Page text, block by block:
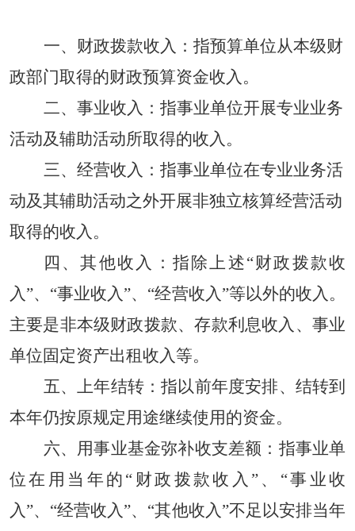
一、财政拨款收入： 指预算单位从本级财
政部门取得的财政预算资金收入。
二、事业收入： 指事业单位开展专业业务
活动及辅助活动所取得的收入。
三、经营收入： 指事业单位在专业业务活
动及其辅助活动之外开展非独立核算经营活动
取得的收入。
四 、其他收入： 指除上述“财政拨款收
入”、“事业收入”、“经营收入”等以外的收入。
主要是非本级财政拨款、存款利息收入、事业
单位固定资产出租收入等。
五、上年结转：指以前年度安排、结转到
本年仍按原规定用途继续使用的资金。
六、用事业基金弥补收支差额： 指事业单
位在用当年的“财政拨款收入”、“事业收
入”、“经营收入”、“其他收入”不足以安排当年